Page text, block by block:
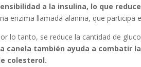
a la insulina, lo que
enzima llamada alanina, que participa
lo tanto, se reduce la cantidad de
canela también ayuda a combatir
colesterol.